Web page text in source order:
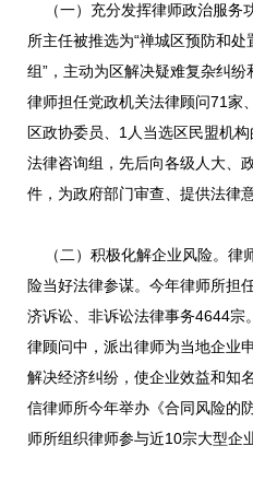
（一）充分发挥律师政治服务
所主任被推选为“禅城区预防和
组”，主动为区解决疑难复杂纠纷
律师担任党政机关法律顾问71家
区政协委员、1人当选区民盟机
法律咨询组，先后向各级人大、
件，为政府部门审查、提供法律
（二）积极化解企业风险。律
险当好法律参谋。今年律师所担
济诉讼、非诉讼法律事务4644宗
律顾问中，派出律师为当地企业
解决经济纠纷，使企业效益和知
信律师所今年举办《合同风险的
师所组织律师参与近10宗大型企